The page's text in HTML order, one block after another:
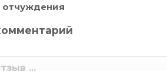
отчуждения